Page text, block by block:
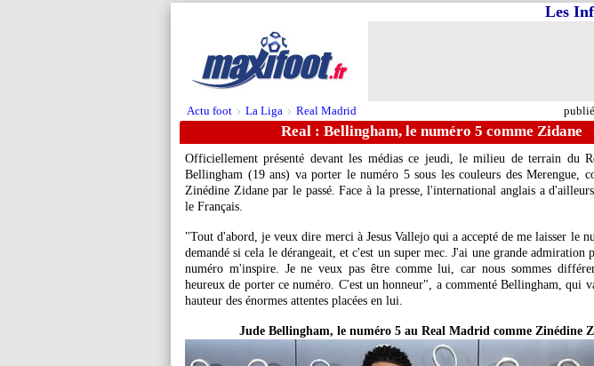
Actu foot > La Liga > Real Madrid
Les
Real : Bellingham, le numéro 5 comme Zidane
Officiellement présenté devant les médias ce jeudi, le milieu de terrain du
Bellingham (19 ans) va porter le numéro 5 sous les couleurs des Merengue,
Zinédine Zidane par le passé. Face à la presse, l'international anglais a
le Français.
"Tout d'abord, je veux dire merci à Jesus Vallejo qui a accepté de me laisser le
demandé si cela le dérangeait, et c'est un super mec. J'ai une grande admiration
numéro m'inspire. Je ne veux pas être comme lui, car nous sommes
heureux de porter ce numéro. C'est un honneur", a commenté Bellingham, qui
hauteur des énormes attentes placées en lui.
Jude Bellingham, le numéro 5 au Real Madrid comme Zinédine